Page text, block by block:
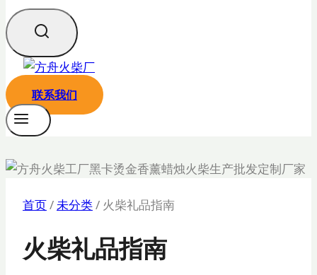
联系我们
首页/未分类/ 火柴礼品指南
火柴礼品指南